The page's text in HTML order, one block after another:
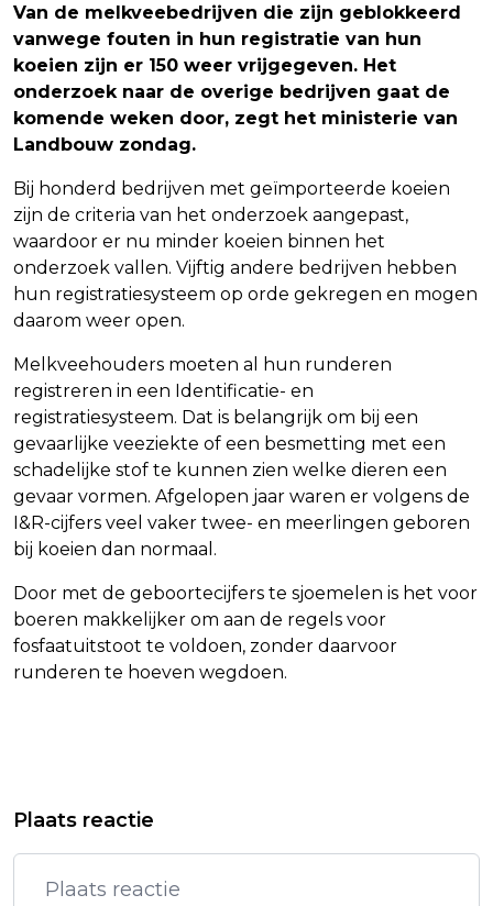
Van de melkveebedrijven die zijn geblokkeerd
vanwege fouten in hun registratie van hun
koeien zijn er 150 weer vrijgegeven. Het
onderzoek naar de overige bedrijven gaat de
komende weken door, zegt het ministerie van
Landbouw zondag.
Bij honderd bedrijven met geïmporteerde koeien
zijn de criteria van het onderzoek aangepast,
waardoor er nu minder koeien binnen het
onderzoek vallen. Vijftig andere bedrijven hebben
hun registratiesysteem op orde gekregen en mogen
daarom weer open.
Melkveehouders moeten al hun runderen
registreren in een Identificatie- en
registratiesysteem. Dat is belangrijk om bij een
gevaarlijke veeziekte of een besmetting met een
schadelijke stof te kunnen zien welke dieren een
gevaar vormen. Afgelopen jaar waren er volgens de
I&R-cijfers veel vaker twee- en meerlingen geboren
bij koeien dan normaal.
Door met de geboortecijfers te sjoemelen is het voor
boeren makkelijker om aan de regels voor
fosfaatuitstoot te voldoen, zonder daarvoor
runderen te hoeven wegdoen.
VOORZITTER
UMC'S STEUNEN AANGIFTE TEGEN
TABAKSINDUSTRIE
Plaats reactie